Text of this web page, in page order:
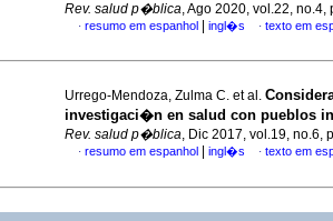
Rev. salud p�blica, Ago 2020, vol.22,
· resumo em espanhol ingl�s · texto em
Urrego-Mendoza, Zulma C. et al.
investigaci�n en salud con pueblos
Rev. salud p�blica, Dic 2017, vol.19, no.6,
· resumo em espanhol ingl�s · texto em